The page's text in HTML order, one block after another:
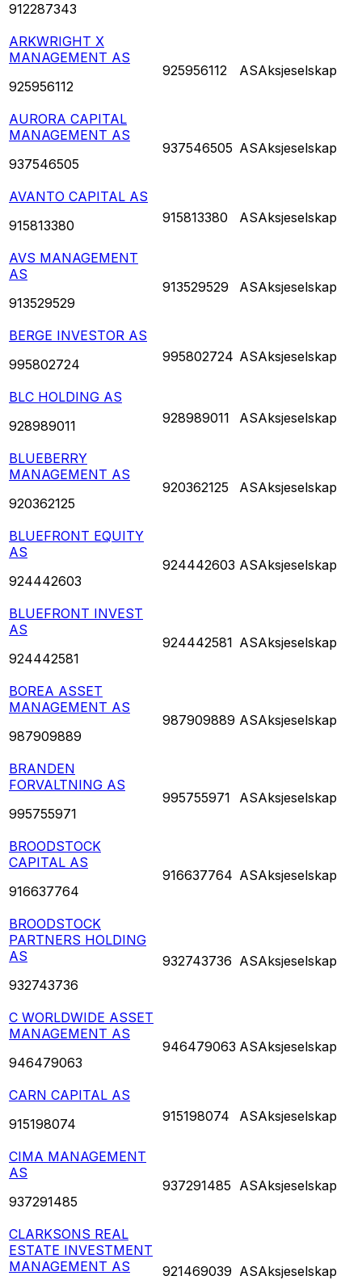
912287343
ARKWRIGHT X
MANAGEMENT AS
925956112
925956112 ASAksjeselskap
AURORA CAPITAL
MANAGEMENT AS
937546505
937546505 ASAksjeselskap
AVANTO CAPITAL AS
915813380
915813380 ASAksjeselskap
AVS MANAGEMENT
AS
913529529
913529529 ASAksjeselskap
BERGE INVESTOR AS
995802724
995802724 ASAksjeselskap
BLC HOLDING AS
928989011
928989011 ASAksjeselskap
BLUEBERRY
MANAGEMENT AS
920362125
920362125 ASAksjeselskap
BLUEFRONT EQUITY
AS
924442603
924442603 ASAksjeselskap
BLUEFRONT INVEST
AS
924442581
924442581 ASAksjeselskap
BOREA ASSET
MANAGEMENT AS
987909889
987909889 ASAksjeselskap
BRANDEN
FORVALTNING AS
995755971
995755971 ASAksjeselskap
BROODSTOCK
CAPITAL AS
916637764
916637764 ASAksjeselskap
BROODSTOCK
PARTNERS HOLDING
AS
932743736
932743736 ASAksjeselskap
C WORLDWIDE ASSET
MANAGEMENT AS
946479063
946479063 ASAksjeselskap
CARN CAPITAL AS
915198074
915198074 ASAksjeselskap
CIMA MANAGEMENT
AS
937291485
937291485 ASAksjeselskap
CLARKSONS REAL
ESTATE INVESTMENT
MANAGEMENT AS
921469039 ASAksjeselskap